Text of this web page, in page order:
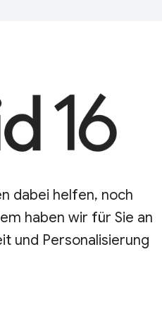
dabei helfen, noch
haben wir für Sie an
und Personalisierung